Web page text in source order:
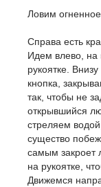
Ловим
Справа есть
Идем влево,
рукоятке.
кнопка,
так, чтобы не
открывшийся
стреляем
существо
самым закроет
на рукоятке,
Движемся